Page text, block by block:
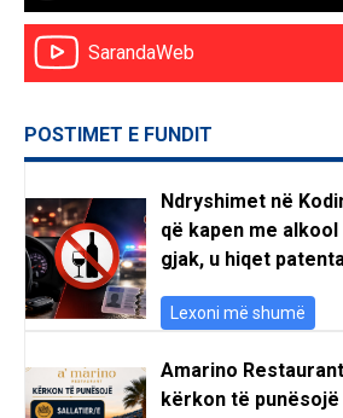
SarandaWeb
POSTIMET E FUNDIT
Ndryshimet në
që kapen me
gjak, u hiqet
Lexoni më shumë
Amarino
kërkon të